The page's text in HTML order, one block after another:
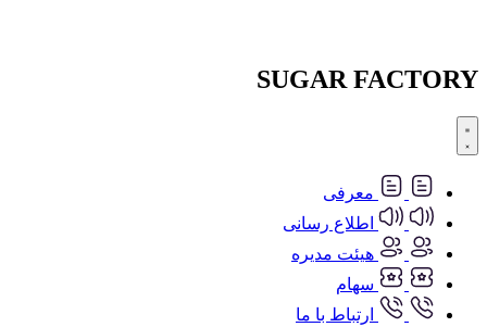
SUGAR FACTORY
معرفی
اطلاع رسانی
هیئت مدیره
سهام
ارتباط با ما